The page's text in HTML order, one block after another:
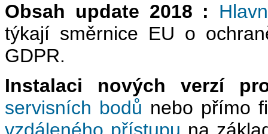
Obsah update 2018 :
týkají směrnice EU o
GDPR.
Instalaci nových verzí
servisních bodů nebo přímo